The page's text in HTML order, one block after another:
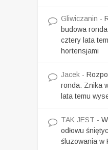
Gliwiczanin -
budowa
cztery lata
hortensjami
Jacek -
ronda. Znika
lata temu
TAK JEST -
odłowu
śluzowania w